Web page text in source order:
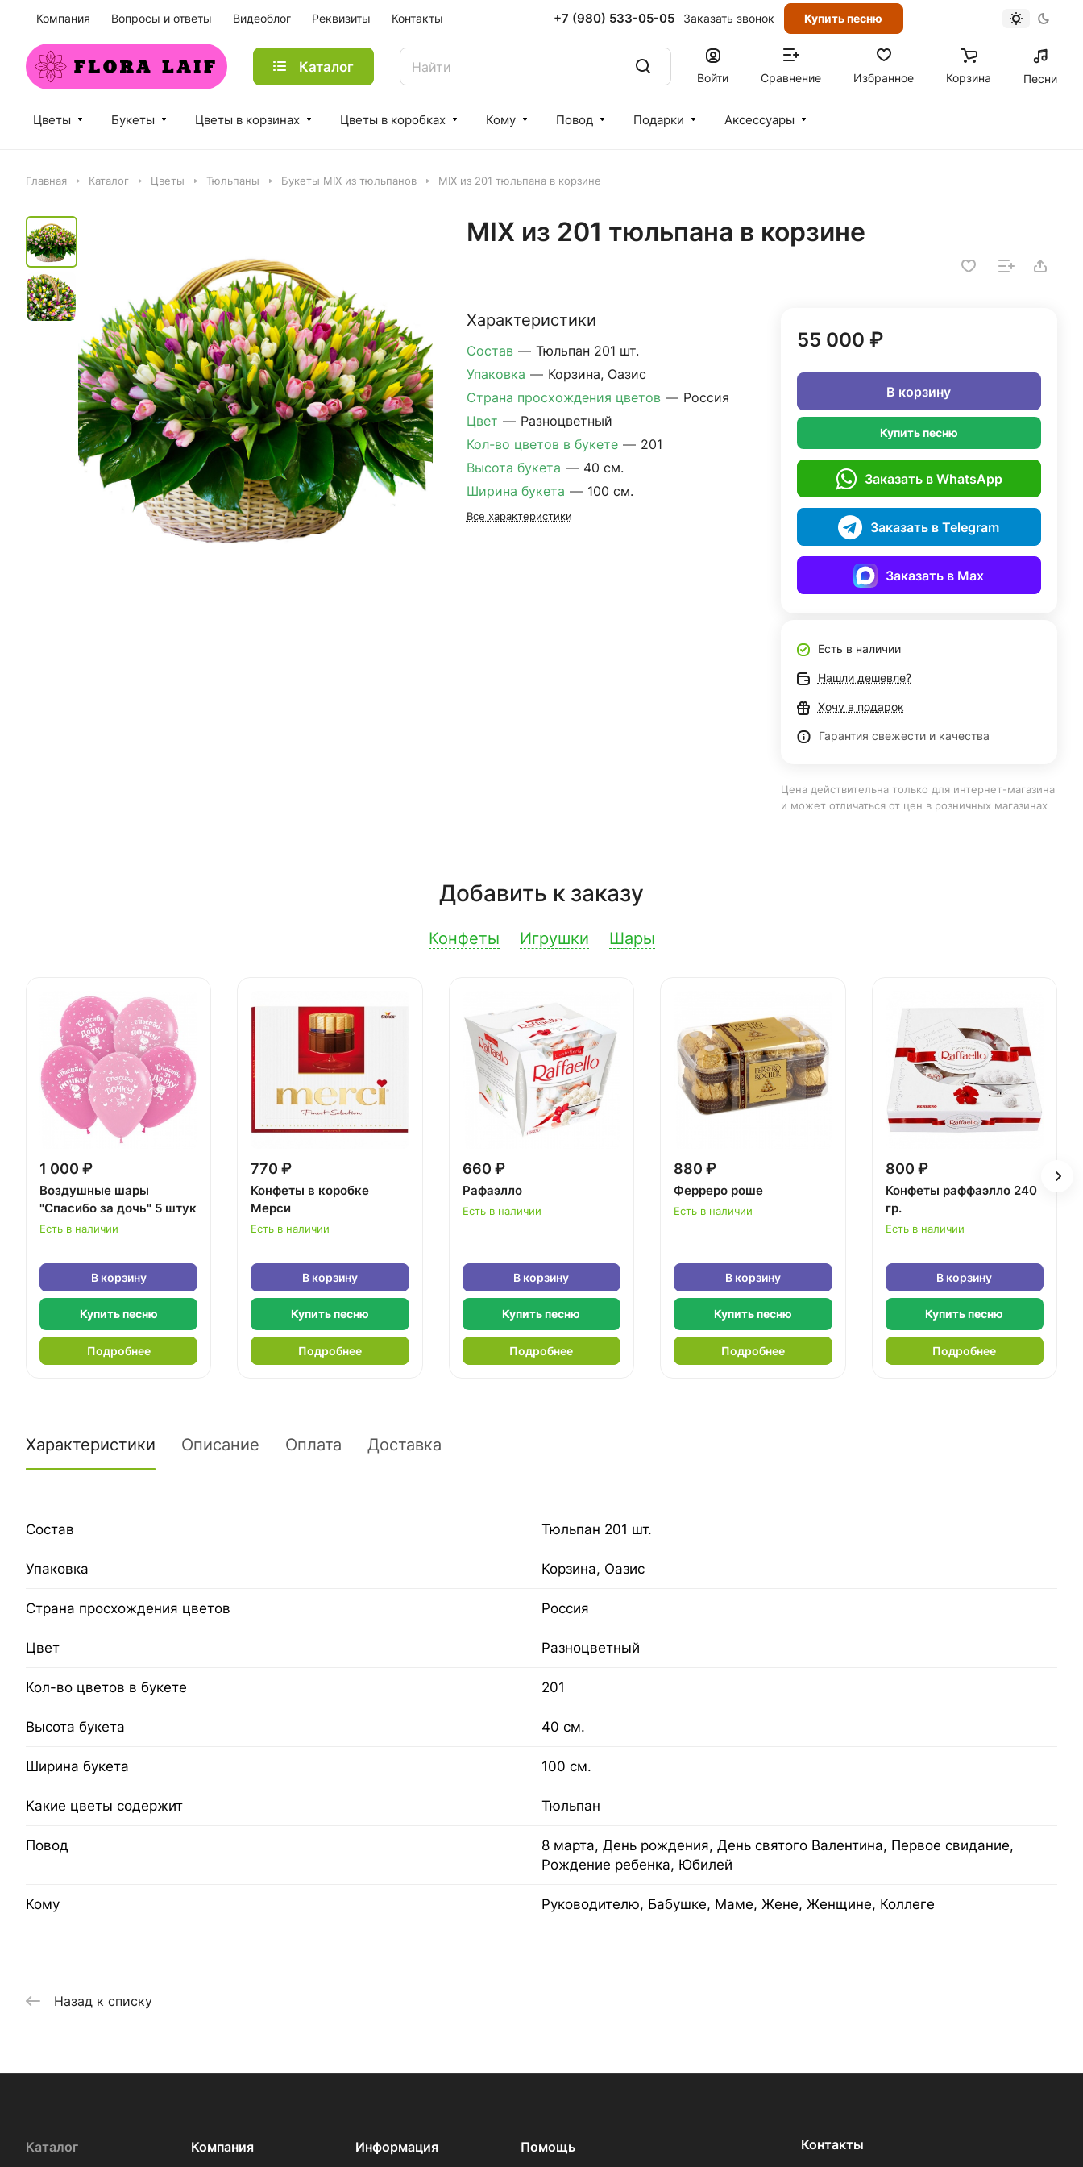
Компания Вопросы и ответы Видеоблог Реквизиты Контакты +7 (980) 533-05-05 Заказать звонок Купить песню
Каталог
Войти Сравнение Избранное Корзина Песни
Цветы Букеты Цветы в корзинах Цветы в коробках Кому Повод Подарки Аксессуары
Главная Каталог Цветы Тюльпаны Букеты MIX из тюльпанов MIX из 201 тюльпана в корзине
MIX из 201 тюльпана в корзине
Характеристики
Состав — Тюльпан 201 шт.
Упаковка — Корзина, Оазис
Страна просхождения цветов — Россия
Цвет — Разноцветный
Кол-во цветов в букете — 201
Высота букета — 40 см.
Ширина букета — 100 см.
Все характеристики
55 000 ₽
В корзину
Купить песню
Заказать в WhatsApp
Заказать в Telegram
Заказать в Max
Есть в наличии
Нашли дешевле?
Хочу в подарок
Гарантия свежести и качества
Цена действительна только для интернет-магазина
и может отличаться от цен в розничных магазинах
Добавить к заказу
Конфеты Игрушки Шары
1 000 ₽
Воздушные шары
"Спасибо за дочь" 5 штук
Есть в наличии
В корзину
Купить песню
Подробнее
770 ₽
Конфеты в коробке
Мерси
Есть в наличии
В корзину
Купить песню
Подробнее
660 ₽
Рафаэлло
Есть в наличии
В корзину
Купить песню
Подробнее
880 ₽
Ферреро роше
Есть в наличии
В корзину
Купить песню
Подробнее
800 ₽
Конфеты раффаэлло 240
гр.
Есть в наличии
В корзину
Купить песню
Подробнее
Характеристики Описание Оплата Доставка
Состав Тюльпан 201 шт.
Упаковка Корзина, Оазис
Страна просхождения цветов Россия
Цвет Разноцветный
Кол-во цветов в букете 201
Высота букета 40 см.
Ширина букета 100 см.
Какие цветы содержит Тюльпан
Повод
8 марта, День рождения, День святого Валентина, Первое свидание,
Рождение ребенка, Юбилей
Кому Руководителю, Бабушке, Маме, Жене, Женщине, Коллеге
Назад к списку
Каталог Компания Информация Помощь Контакты